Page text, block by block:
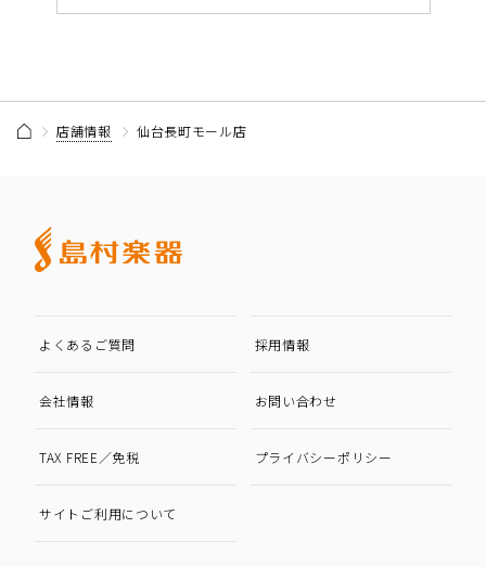
店舗情報 仙台長町モール店
よくあるご質問 採用情報
会社情報 お問い合わせ
TAX FREE／免税 プライバシーポリシー
サイトご利用について